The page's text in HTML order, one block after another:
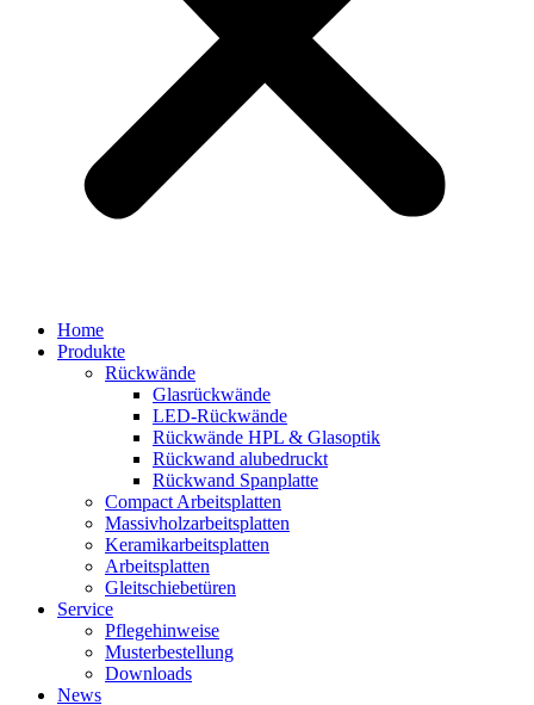
Home
Produkte
Rückwände
Glasrückwände
LED-Rückwände
Rückwände HPL & Glasoptik
Rückwand alubedruckt
Rückwand Spanplatte
Compact Arbeitsplatten
Massivholzarbeitsplatten
Keramikarbeitsplatten
Arbeitsplatten
Gleitschiebetüren
Service
Pflegehinweise
Musterbestellung
Downloads
News